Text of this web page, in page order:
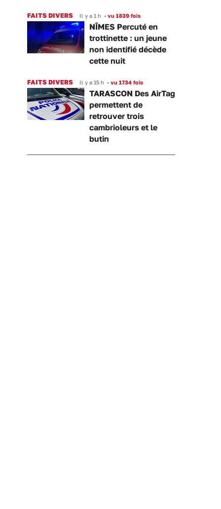
FAITS DIVERS Il y a 1 h • vu 1839 fois
NÎMES Percuté en
trottinette : un jeune
non identifié décède
cette nuit
FAITS DIVERS Il y a 15 h • vu 1734 fois
TARASCON Des AirTag
permettent de
retrouver trois
cambrioleurs et le
butin